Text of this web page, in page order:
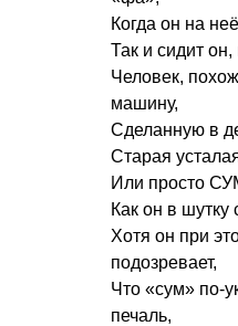
Когда он на
Так и сидит он,
Человек,
машину,
Сделанную в
Старая
Или просто
Как он в шутку
Хотя он при
подозревает,
Что «сум» по-
печаль,